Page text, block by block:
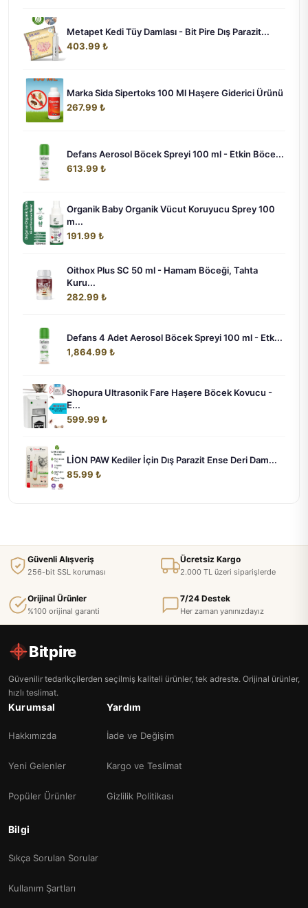
Metapet Kedi Tüy Damlası - Bit Pire Dış Parazit...
403.99 ₺
Marka Sida Sipertoks 100 Ml Haşere Giderici Ürünü
267.99 ₺
Defans Aerosol Böcek Spreyi 100 ml - Etkin Böce...
613.99 ₺
Organik Baby Organik Vücut Koruyucu Sprey 100
m...
191.99 ₺
Oithox Plus SC 50 ml - Hamam Böceği, Tahta
Kuru...
282.99 ₺
Defans 4 Adet Aerosol Böcek Spreyi 100 ml - Etk...
1,864.99 ₺
Shopura Ultrasonik Fare Haşere Böcek Kovucu -
E...
599.99 ₺
LİON PAW Kediler İçin Dış Parazit Ense Deri Dam...
85.99 ₺
Güvenli Alışveriş
256-bit SSL koruması
Ücretsiz Kargo
2.000 TL üzeri siparişlerde
Orijinal Ürünler
%100 orijinal garanti
7/24 Destek
Her zaman yanınızdayız
Bitpire
Güvenilir tedarikçilerden seçilmiş kaliteli ürünler, tek adreste. Orijinal ürünler,
hızlı teslimat.
Kurumsal
Hakkımızda
Yeni Gelenler
Popüler Ürünler
Yardım
İade ve Değişim
Kargo ve Teslimat
Gizlilik Politikası
Bilgi
Sıkça Sorulan Sorular
Kullanım Şartları